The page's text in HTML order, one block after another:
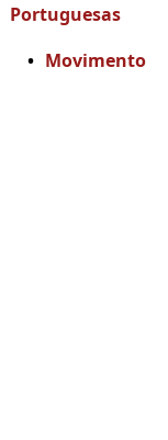
Portuguesas
Movimento